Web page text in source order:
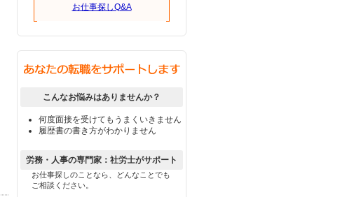
お仕事探しQ&A
こんなお悩みはありませんか？
何度面接を受けてもうまくいきません
履歴書の書き方がわかりません
労務・人事の専門家：社労士がサポート
お仕事探しのことなら、どんなことでも
ご相談ください。